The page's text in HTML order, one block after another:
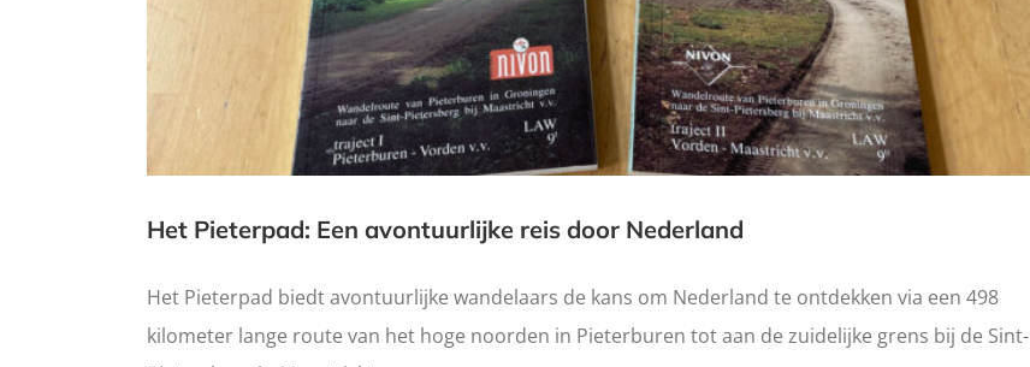
Het Pieterpad: Een avontuurlijke reis door Nederland
Het Pieterpad biedt avontuurlijke wandelaars de kans om Nederland te ontdekken via een 498
kilometer lange route van het hoge noorden in Pieterburen tot aan de zuidelijke grens bij de Sint-